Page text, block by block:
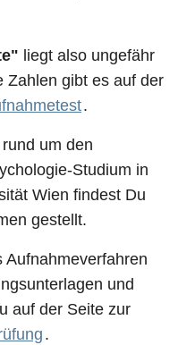
liegt also ungefähr
Zahlen gibt es auf der
.
rund um den
Studium in
Wien findest Du
gestellt.
Aufnahmeverfahren
und
auf der Seite zur
.